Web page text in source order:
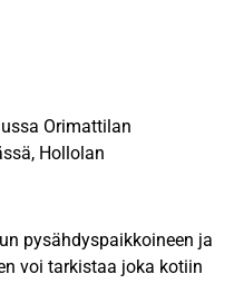
Orimattilan
Hollolan
pysähdyspaikkoineen ja
voi tarkistaa joka kotiin